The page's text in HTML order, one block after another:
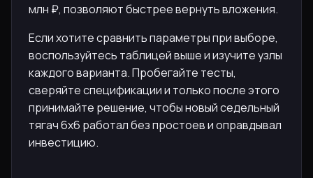
млн ₽, позволяют быстрее вернуть вложения.
Если хотите сравнить параметры при выборе,
воспользуйтесь таблицей выше и изучите узлы
каждого варианта. Пробегайте тесты,
сверяйте спецификации и только после этого
принимайте решение, чтобы новый седельный
тягач 6х6 работал без простоев и оправдывал
инвестицию.